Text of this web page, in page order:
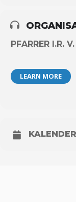
PFARRER I.R. V.
LEARN MORE
KALENDER